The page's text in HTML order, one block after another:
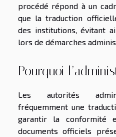
procédé répond à un
que la traduction
des institutions, évitant
lors de démarches
Pourquoi
Les autorités
fréquemment une
garantir la conformité
documents officiels